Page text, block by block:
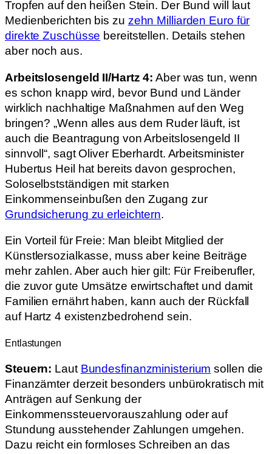
Tropfen auf den heißen Stein. Der Bund will laut
Medienberichten bis zu zehn Milliarden Euro für
direkte Zuschüsse bereitstellen. Details stehen
aber noch aus.
Arbeitslosengeld II/Hartz 4: Aber was tun, wenn
es schon knapp wird, bevor Bund und Länder
wirklich nachhaltige Maßnahmen auf den Weg
bringen? „Wenn alles aus dem Ruder läuft, ist
auch die Beantragung von Arbeitslosengeld II
sinnvoll“, sagt Oliver Eberhardt. Arbeitsminister
Hubertus Heil hat bereits davon gesprochen,
Soloselbstständigen mit starken
Einkommenseinbußen den Zugang zur
Grundsicherung zu erleichtern.
Ein Vorteil für Freie: Man bleibt Mitglied der
Künstlersozialkasse, muss aber keine Beiträge
mehr zahlen. Aber auch hier gilt: Für Freiberufler,
die zuvor gute Umsätze erwirtschaftet und damit
Familien ernährt haben, kann auch der Rückfall
auf Hartz 4 existenzbedrohend sein.
Entlastungen
Steuern: Laut Bundesfinanzministerium sollen die
Finanzämter derzeit besonders unbürokratisch mit
Anträgen auf Senkung der
Einkommenssteuervorauszahlung oder auf
Stundung ausstehender Zahlungen umgehen.
Dazu reicht ein formloses Schreiben an das